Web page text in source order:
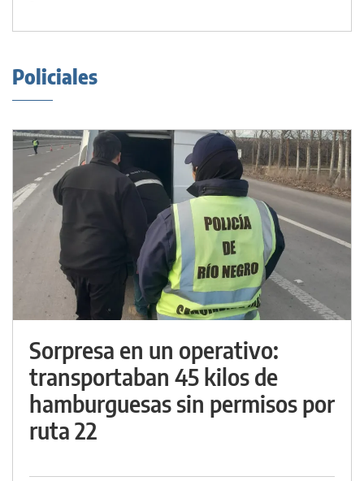
Policiales
Sorpresa en un operativo:
transportaban 45 kilos de
hamburguesas sin permisos por
ruta 22